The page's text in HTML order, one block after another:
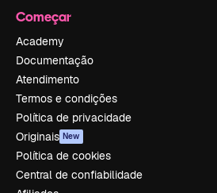
Começar
Academy
Documentação
Atendimento
Termos e condições
Política de privacidade
Originais New
Política de cookies
Central de confiabilidade